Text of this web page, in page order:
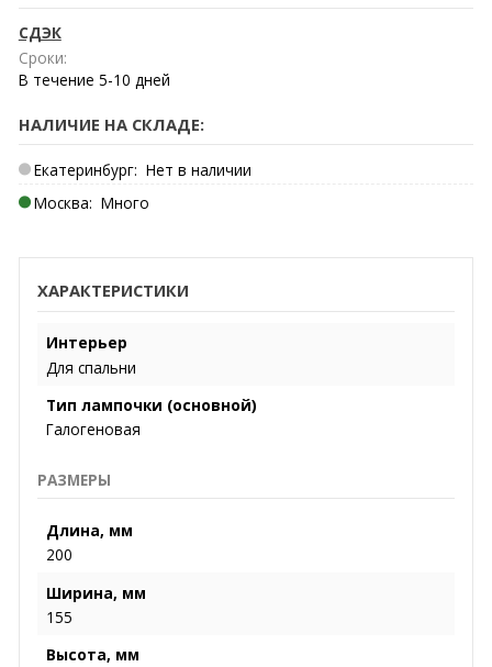
СДЭК
Сроки:
В течение 5-10 дней
НАЛИЧИЕ НА СКЛАДЕ:
Екатеринбург: Нет в наличии
Москва: Много
ХАРАКТЕРИСТИКИ
Интерьер
Для спальни
Тип лампочки (основной)
Галогеновая
РАЗМЕРЫ
Длина, мм
200
Ширина, мм
155
Высота, мм